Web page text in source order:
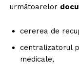
următoarelor
cererea de
centralizatorul
medicale,